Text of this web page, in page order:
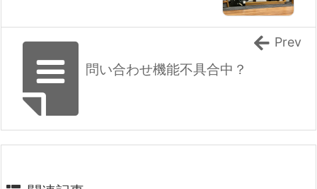
問い合わせ機能不具合中？
Prev